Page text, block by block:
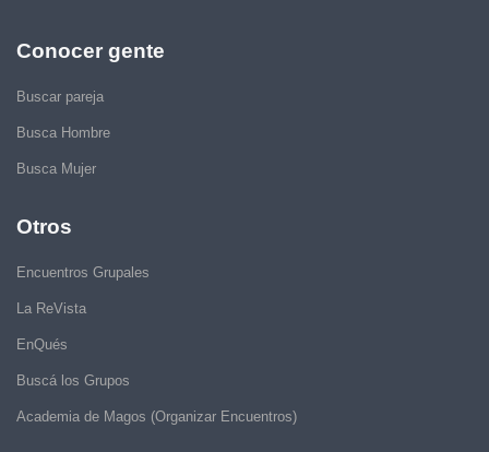
Conocer gente
Buscar pareja
Busca Hombre
Busca Mujer
Otros
Encuentros Grupales
La ReVista
EnQués
Buscá los Grupos
Academia de Magos (Organizar Encuentros)